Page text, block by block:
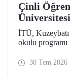
Çinli
Geldi
İTÜ,
okulu
30 Tem 2026